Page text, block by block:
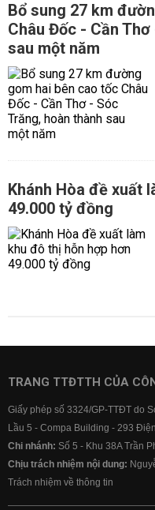
Bổ sung 27 km
Châu Đốc - Cần
sau một năm
Khánh Hòa đề xuất
49.000 tỷ đồng
TRANG TTĐTTH CỦA
Giấy phép số 3324/GP-TTĐT do
Lầu 5 - Compa Building - 293
Chi nhánh: Số 5 - Khu 38A Trần
Chịu trách nhiệm nội dung:
Trách nhiệm về thông tin